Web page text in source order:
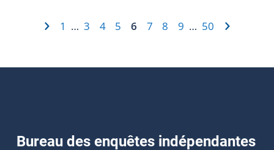
1 … 3 4 5 6 7 8 9 … 50
Bureau des enquêtes indépendantes